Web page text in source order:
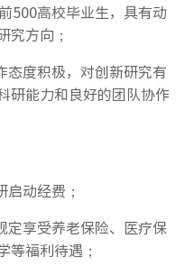
500高校毕业生，具有动
究方向；
态度积极，对创新研究有
研能力和良好的团队协作
动经费；
定享受养老保险、医疗保
等福利待遇；